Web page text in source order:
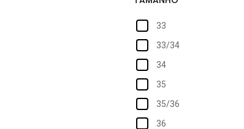
33
33/34
34
35
35/36
36